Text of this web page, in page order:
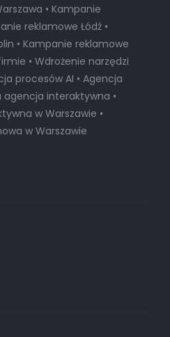
• Kampanie
reklamowe Łódź •
• Kampanie reklamowe
• Wdrożenie narzędzi
procesów AI • Agencja
agencja interaktywna •
w Warszawie •
w Warszawie